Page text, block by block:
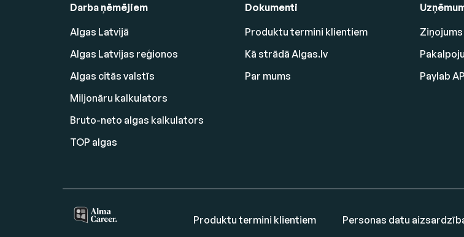
Darba ņēmējiem
Algas Latvijā
Algas Latvijas reģionos
Algas citās valstīs
Miljonāru kalkulators
Bruto-neto algas kalkulators
TOP algas
Dokumenti
Produktu termini klientiem
Kā strādā Algas.lv
Par mums
Paylab
Produktu termini klientiem Personas datu